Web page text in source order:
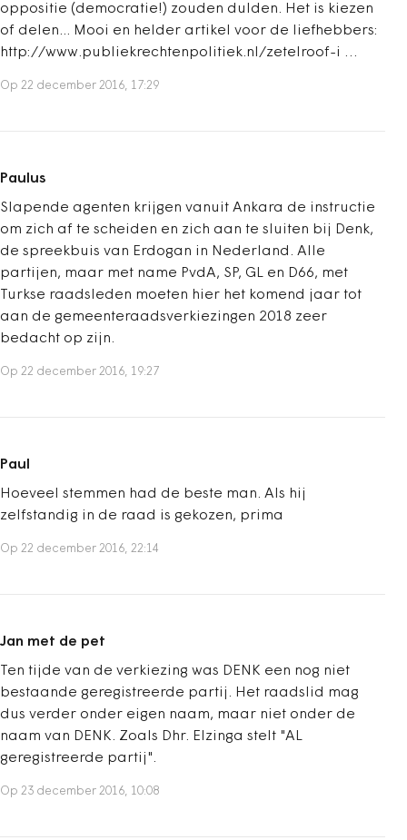
oppositie (democratie!) zouden dulden. Het is kiezen
of delen... Mooi en helder artikel voor de liefhebbers:
http://www.publiekrechtenpolitiek.nl/zetelroof-i …
Op 22 december 2016, 17:29
Paulus
Slapende agenten krijgen vanuit Ankara de instructie
om zich af te scheiden en zich aan te sluiten bij Denk,
de spreekbuis van Erdogan in Nederland. Alle
partijen, maar met name PvdA, SP, GL en D66, met
Turkse raadsleden moeten hier het komend jaar tot
aan de gemeenteraadsverkiezingen 2018 zeer
bedacht op zijn.
Op 22 december 2016, 19:27
Paul
Hoeveel stemmen had de beste man. Als hij
zelfstandig in de raad is gekozen, prima
Op 22 december 2016, 22:14
Jan met de pet
Ten tijde van de verkiezing was DENK een nog niet
bestaande geregistreerde partij. Het raadslid mag
dus verder onder eigen naam, maar niet onder de
naam van DENK. Zoals Dhr. Elzinga stelt "AL
geregistreerde partij".
Op 23 december 2016, 10:08